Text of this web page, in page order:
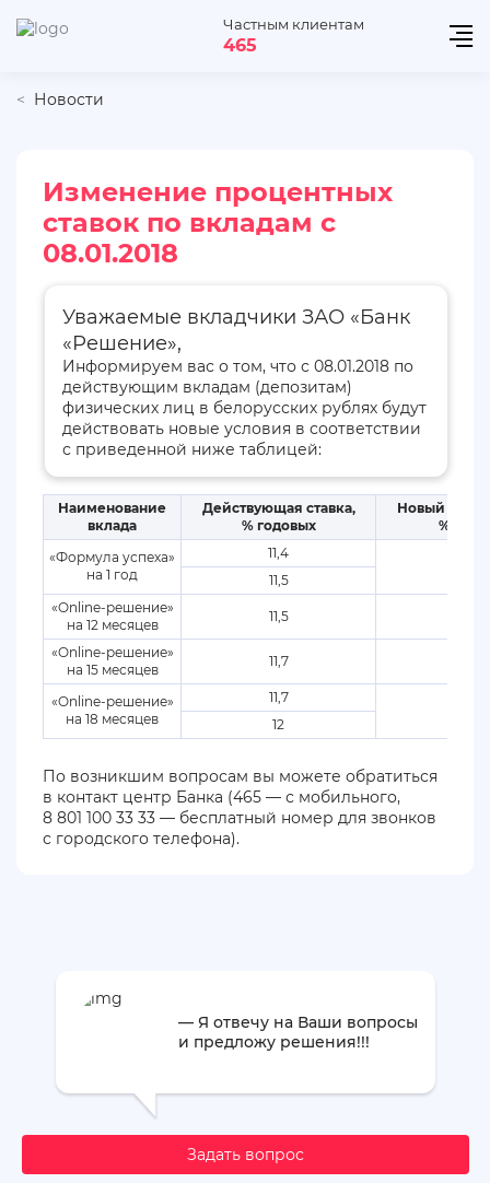
Частным клиентам
465
Новости
Изменение процентных
ставок по вкладам с
08.01.2018
Уважаемые вкладчики ЗАО «Банк
«Решение»,
Информируем вас о том, что с 08.01.2018 по
действующим вкладам (депозитам)
физических лиц в белорусских рублях будут
действовать новые условия в соответствии
с приведенной ниже таблицей:
Наименование
вклада
Действующая ставка,
% годовых
Новый
%
«Формула успеха»
на 1 год
11,4
11,5
«Online-решение»
на 12 месяцев
11,5
«Online-решение»
на 15 месяцев
11,7
«Online-решение»
на 18 месяцев
11,7
12
По возникшим вопросам вы можете обратиться
в контакт центр Банка (465 — с мобильного,
8 801 100 33 33 — бесплатный номер для звонков
с городского телефона).
— Я отвечу на Ваши вопросы
и предложу решения!!!
Задать вопрос